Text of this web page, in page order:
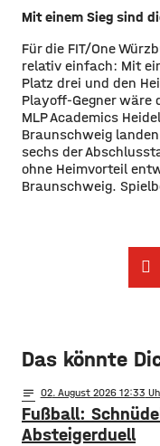
Mit einem Sieg sind
Für die FIT/One
relativ einfach: Mit
Platz drei und den
Playoff-Gegner wäre
MLP Academics
Braunschweig
sechs der
ohne Heimvorteil
Braunschweig.
Das könnte
notes 02. August 2026 12:33
Fußball:
Absteigerduell